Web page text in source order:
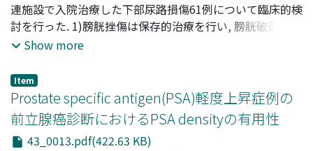
岡島, 英五郎;金子, 佳照;田畑, 尚一;吉田, 宏二郎;守屋, 昭;
Tanaka, Masahiro;Ozono, Seiichiro;Takashima, Kenji
Yoshida, Katsunori
Moriya, Akira
連施設で入院治療した下部尿路損傷61例について臨床的検
討を行った. 1)膀胱挫傷は保存的治療を行い, 膀胱破裂は早
期の外科的治療を必要とした. 2)尿道損傷については出血,
的な治療は骨盤骨析等の合併損傷の安定をみてから尿道形
成を行う方が, 尿道狭窄等の合併症の発生頻度が低くなる
と考えられた
Show more
Item
Prostate specific antigen(PSA)軽度上昇症例の
前立腺癌診断におけるPSA densityの有用性
43_0013.pdf(422.63 KB)